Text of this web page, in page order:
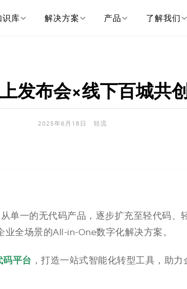
识库 解决方案 产品 了解我们
发布会×线下百城共
2025年6月18日 轻流
单一的无代码产品，逐步扩充至轻代码、
全场景的All-in-One数字化解决方案。
平台 ，打造一站式智能化转型工具，助力